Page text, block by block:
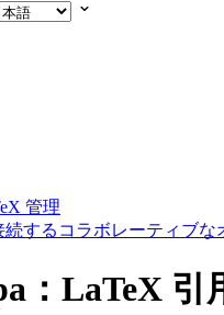
管理
するコラボレーティブ
：LaTeX